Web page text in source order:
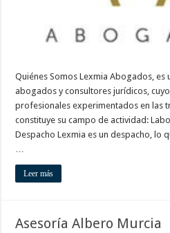
Quiénes Somos Lexmia Abogados,
abogados y consultores jurídicos,
profesionales experimentados en las
constituye su campo de actividad:
Despacho Lexmia es un despacho, lo
…
Leer más
Asesoría Albero Murcia